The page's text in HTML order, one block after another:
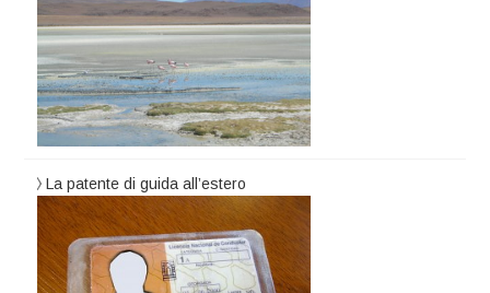
La patente di guida all’estero